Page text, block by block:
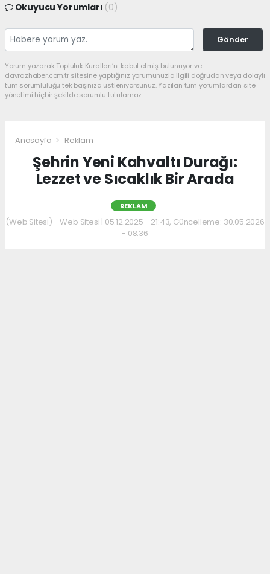
Okuyucu Yorumları (0)
Gönder
Yorum yazarak Topluluk Kuralları’nı kabul etmiş bulunuyor ve
davrazhaber.com.tr sitesine yaptığınız yorumunuzla ilgili doğrudan veya dolaylı
tüm sorumluluğu tek başınıza üstleniyorsunuz. Yazılan tüm yorumlardan site
yönetimi hiçbir şekilde sorumlu tutulamaz.
Anasayfa Reklam
Şehrin Yeni Kahvaltı Durağı:
Lezzet ve Sıcaklık Bir Arada
REKLAM
(Web Sitesi) - Web Sitesi | 05.12.2025 - 21:43, Güncelleme: 30.05.2026
- 08:36